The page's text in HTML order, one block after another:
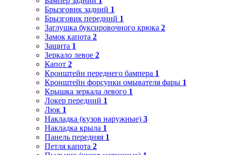
Брызговик задний 1
Брызговик передний 1
Заглушка буксировочного крюка 2
Замок капота 2
Защита 1
Зеркало левое 2
Капот 2
Кронштейн переднего бампера 1
Кронштейн форсунки омывателя фары 1
Крышка зеркала левого 1
Локер передний 1
Люк 1
Накладка (кузов наружные) 3
Накладка крыла 1
Панель передняя 1
Петля капота 2